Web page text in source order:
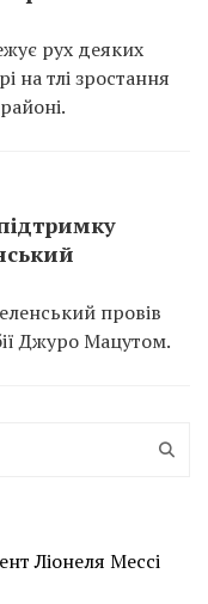
рух деяких
на тлі зростання
провів
Джуро Мацутом.
Ліонеля Мессі